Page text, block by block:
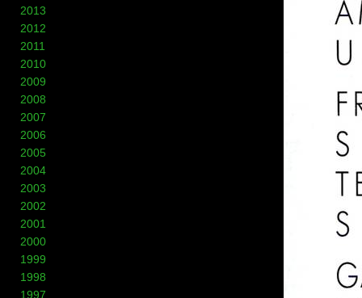
2013
2012
2011
2010
2009
2008
2007
2006
2005
2004
2003
2002
2001
2000
1999
1998
1997